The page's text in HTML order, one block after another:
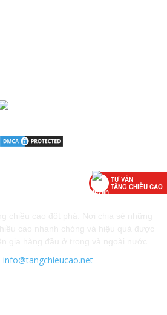
info@tangchieucao.net
TƯ VẤN
TĂNG CHIỀU CAO